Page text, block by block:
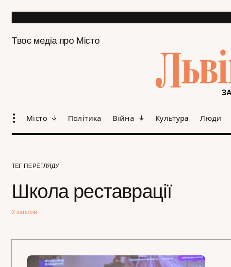
Твоє медіа про Місто
Місто Політика Війна Культура Люди
ТЕГ ПЕРЕГЛЯДУ
Школа реставрації
2 записів